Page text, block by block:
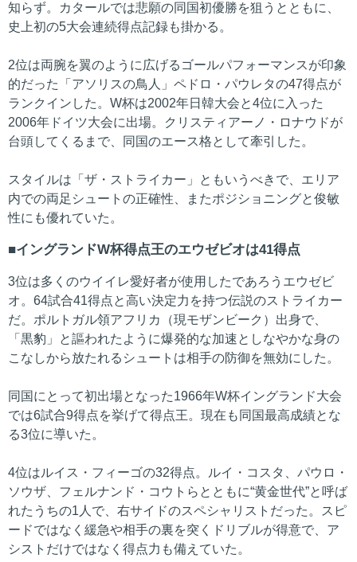
知らず。カタールでは悲願の同国初優勝を狙うとともに、
史上初の5大会連続得点記録も掛かる。
2位は両腕を翼のように広げるゴールパフォーマンスが印象
的だった「アソリスの鳥人」ペドロ・パウレタの47得点が
ランクインした。W杯は2002年日韓大会と4位に入った
2006年ドイツ大会に出場。クリスティアーノ・ロナウドが
台頭してくるまで、同国のエース格として牽引した。
スタイルは「ザ・ストライカー」ともいうべきで、エリア
内での両足シュートの正確性、またポジショニングと俊敏
性にも優れていた。
イングランドW杯得点王のエウゼビオは41得点
3位は多くのウイイレ愛好者が使用したであろうエウゼビ
オ。64試合41得点と高い決定力を持つ伝説のストライカー
だ。ポルトガル領アフリカ（現モザンビーク）出身で、
「黒豹」と謳われたように爆発的な加速としなやかな身の
こなしから放たれるシュートは相手の防御を無効にした。
同国にとって初出場となった1966年W杯イングランド大会
では6試合9得点を挙げて得点王。現在も同国最高成績とな
る3位に導いた。
4位はルイス・フィーゴの32得点。ルイ・コスタ、パウロ・
ソウザ、フェルナンド・コウトらとともに“黄金世代”と呼ば
れたうちの1人で、右サイドのスペシャリストだった。スピ
ードではなく緩急や相手の裏を突くドリブルが得意で、ア
シストだけではなく得点力も備えていた。